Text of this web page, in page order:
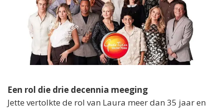
Een rol die drie decennia meeging
Jette vertolkte de rol van Laura meer dan 35 jaar en